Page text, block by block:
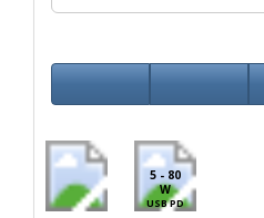
5 - 80
W
USB PD